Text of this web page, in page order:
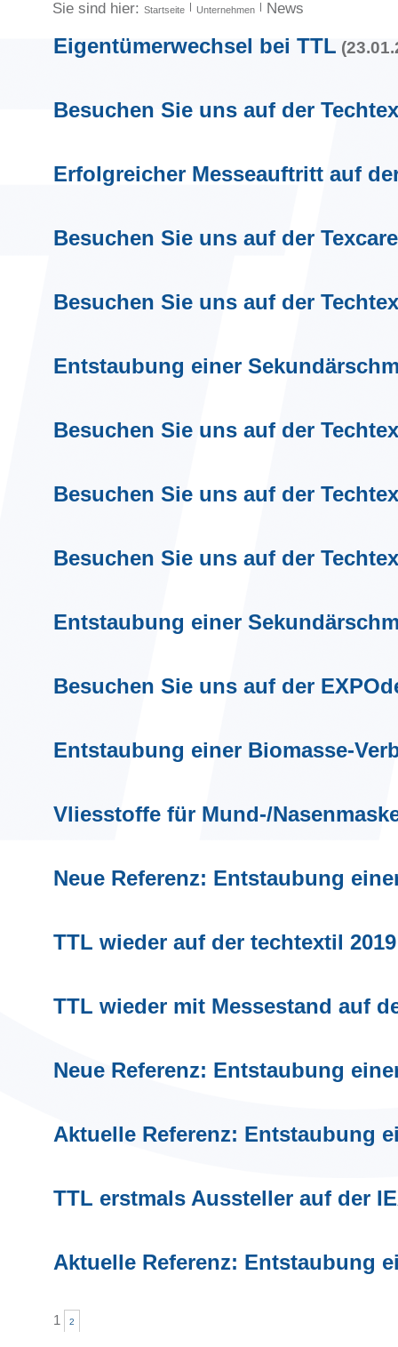
Sie sind hier: Startseite Unternehmen News
Eigentümerwechsel bei TTL (
Besuchen Sie uns auf der
Erfolgreicher Messeauftritt auf
Besuchen Sie uns auf der
Besuchen Sie uns auf der
Entstaubung einer
Besuchen Sie uns auf der
Besuchen Sie uns auf der
Besuchen Sie uns auf der
Entstaubung einer
Besuchen Sie uns auf der
Entstaubung einer Biomasse-
Vliesstoffe für Mund-/
Neue Referenz: Entstaubung
TTL wieder auf der techtextil
TTL wieder mit Messestand auf
Neue Referenz: Entstaubung
Aktuelle Referenz: Entstaubung
TTL erstmals Aussteller auf der
Aktuelle Referenz: Entstaubung
1 2